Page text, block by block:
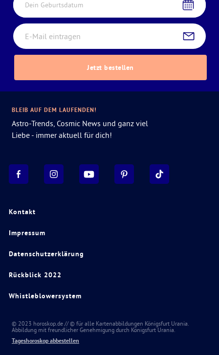
Dein Geburtsdatum
Jetzt bestellen
Kontakt
Impressum
Datenschutzerklärung
Rückblick 2022
Whistleblowersystem
BLEIB AUF DEM LAUFENDEN!
Astro-Trends, Cosmic News und ganz viel
Liebe - immer aktuell für dich!
© 2023 horoskop.de // © für alle Kartenabbildungen Königsfurt Urania.
Abbildung mit freundlicher Genehmigung durch Königsfurt Urania.
Tageshoroskop abbestellen